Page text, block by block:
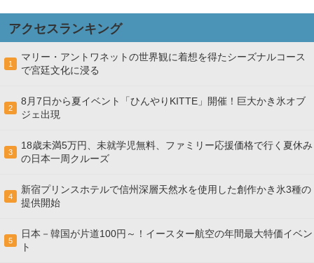
アクセスランキング
1
マリー・アントワネットの世界観に着想を得たシーズナルコース
で宮廷文化に浸る
2
8月7日から夏イベント「ひんやりKITTE」開催！巨大かき氷オブ
ジェ出現
3
18歳未満5万円、未就学児無料、ファミリー応援価格で行く夏休み
の日本一周クルーズ
4
新宿プリンスホテルで信州深層天然水を使用した創作かき氷3種の
提供開始
5
日本－韓国が片道100円～！イースター航空の年間最大特価イベン
ト